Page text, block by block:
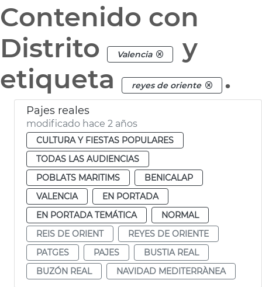
Contenido con
Distrito
Valencia
y
etiqueta
reyes de oriente .
Pajes reales
modificado hace 2 años
CULTURA Y FIESTAS POPULARES
TODAS LAS AUDIENCIAS
POBLATS MARITIMS
BENICALAP
VALENCIA
EN PORTADA
EN PORTADA TEMÁTICA
NORMAL
REIS DE ORIENT
REYES DE ORIENTE
PATGES
PAJES
BUSTIA REAL
BUZÓN REAL
NAVIDAD MEDITERRÀNEA